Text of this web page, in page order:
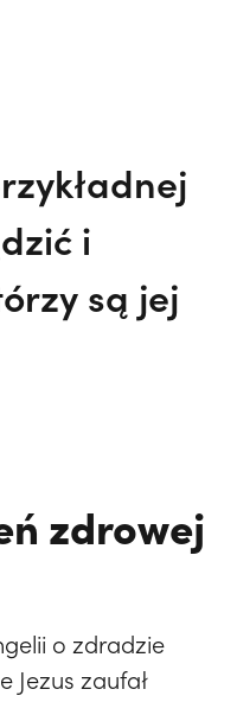
i
są jej
zdrowej
o zdradzie
Jezus zaufał